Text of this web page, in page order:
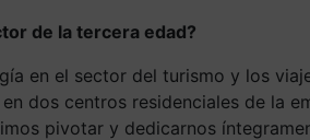
de la tercera edad?
en el sector del turismo y los
dos centros residenciales de la
pivotar y dedicarnos